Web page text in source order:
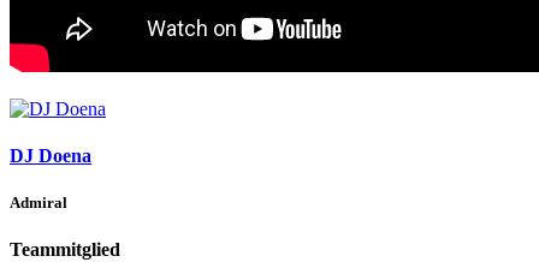
DJ Doena
Admiral
Teammitglied